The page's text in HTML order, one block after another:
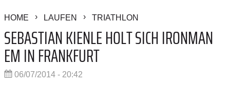
HOME LAUFEN TRIATHLON
SEBASTIAN KIENLE HOLT SICH IRONMAN
EM IN FRANKFURT
06/07/2014 - 20:42